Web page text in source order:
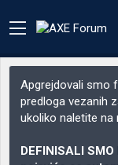
Apgrejdovali smo
predloga vezanih
ukoliko naletite na
DEFINISALI